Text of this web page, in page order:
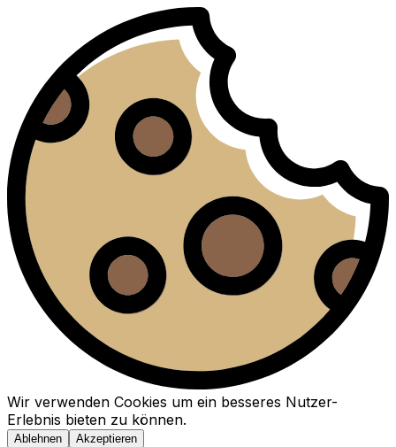
Wir verwenden Cookies um ein besseres Nutzer-
Erlebnis bieten zu können.
Ablehnen Akzeptieren